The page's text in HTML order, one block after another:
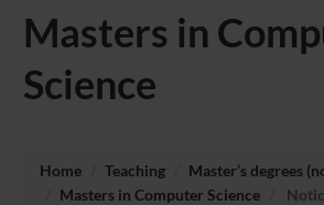
Masters in
Science
Home Teaching
Master’s degrees
Masters in Computer Science